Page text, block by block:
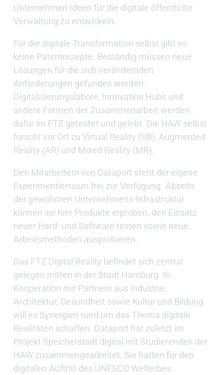
Unternehmen Ideen für die digitale öffentliche
Verwaltung zu entwickeln.
Für die digitale Transformation selbst gibt es
keine Patentrezepte. Beständig müssen neue
Lösungen für die sich verändernden
Anforderungen gefunden werden.
Digitalisierungslabore, Innovation Hubs und
andere Formen der Zusammenarbeit werden
dafür im FTZ getestet und gelebt. Die HAW selbst
forscht vor Ort zu Virtual Reality (VR), Augmented
Reality (AR) und Mixed Reality (MR).
Den Mitarbeitern von Dataport steht der eigene
Experimentierraum frei zur Verfügung. Abseits
der gewohnten Unternehmens-Infrastruktur
können sie hier Produkte erproben, den Einsatz
neuer Hard- und Software testen sowie neue
Arbeitsmethoden ausprobieren.
Das FTZ Digital Reality befindet sich zentral
gelegen mitten in der Stadt Hamburg. In
Kooperation mit Partnern aus Industrie,
Architektur, Gesundheit sowie Kultur und Bildung
will es Synergien rund um das Thema digitale
Realitäten schaffen. Dataport hat zuletzt im
Projekt Speicherstadt digital mit Studierenden der
HAW zusammengearbeitet. Sie hatten für den
digitalen Auftritt des UNESCO Welterbes